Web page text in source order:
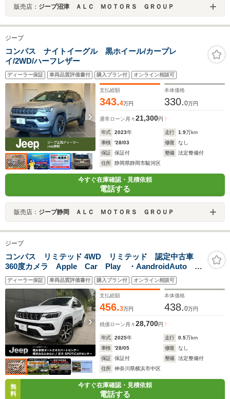
販売店： ジープ沼津 ＡＬＣ ＭＯＴＯＲＳ ＧＲＯＵＰ
ジープ
コンパス ナイトイーグル 黒ホイール/カープレ
イ/2WD/ハーフレザー
ディーラー保証 車両品質評価書付 購入プラン付 オンライン相談可
支払総額
343.4万円
本体価格
330.0万円
通常ローン 月々21,300円
年式 2023年 走行 1.9万km
車検
'28/03 修復
なし
保証
保証付 整備
法定整備付
住所
静岡県静岡市駿河区
今すぐ在庫確認・見積依頼
電話する
販売店： ジープ静岡 ＡＬＣ ＭＯＴＯＲＳ ＧＲＯＵＰ
ジープ
コンパス リミテッド 4WD リミテッド 認定中古車
360度カメラ Apple Car Play ・AandroidAuto
ACC パワーシート シートヒーター ステアリングヒ
ーター ナビ10.1インチ 純正ホイール18インチ
ディーラー保証 車両品質評価書付 購入プラン付 オンライン相談可
支払総額
456.3万円
本体価格
438.0万円
残価ローン 月々28,700円
年式 2025年 走行 0.5万km
車検
'28/05 修復
なし
保証
保証付 整備
法定整備付
住所
神奈川県横浜市中区
無
料
今すぐ在庫確認・見積依頼
電話する